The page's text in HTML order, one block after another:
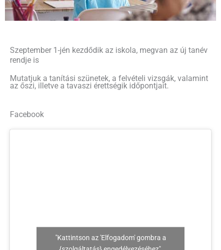
Szeptember 1-jén kezdődik az iskola, megvan az új tanév
rendje is
Mutatjuk a tanítási szünetek, a felvételi vizsgák, valamint
az őszi, illetve a tavaszi érettségik időpontjait.
Facebook
"Kattintson az 'Elfogadom' gombra a